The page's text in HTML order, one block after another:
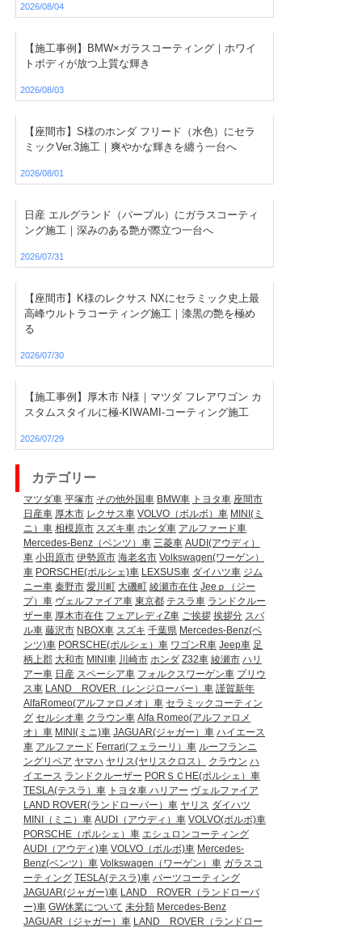
2026/08/04
【施工事例】BMW×ガラスコーティング｜ホワイ
トボディが放つ上質な輝き
2026/08/03
【座間市】S様のホンダ フリード（水色）にセラ
ミックVer.3施工｜爽やかな輝きを纏う一台へ
2026/08/01
日産 エルグランド（パープル）にガラスコーティ
ング施工｜深みのある艶が際立つ一台へ
2026/07/31
【座間市】K様のレクサス NXにセラミック史上最
高峰ウルトラコーティング施工｜漆黒の艶を極め
る
2026/07/30
【施工事例】厚木市 N様｜マツダ フレアワゴン カ
スタムスタイルに極-KIWAMI-コーティング施工
2026/07/29
カテゴリー
マツダ車 平塚市 その他外国車 BMW車 トヨタ車 座間市
日産車 厚木市 レクサス車 VOLVO（ボルボ）車 MINI(ミ
ニ）車 相模原市 スズキ車 ホンダ車 アルファード車
Mercedes-Benz（ベンツ）車 三菱車 AUDI(アウディ）
車 小田原市 伊勢原市 海老名市 Volkswagen(ワーゲン）
車 PORSCHE(ポルシェ)車 LEXSUS車 ダイハツ車 ジム
ニー車 秦野市 愛川町 大磯町 綾瀬市在住 Jeeｐ（ジー
プ）車 ヴェルファイア車 東京都 テスラ車 ランドクルー
ザー車 厚木市在住 フェアレディZ車 ご挨拶 挨拶分 スバ
ル車 藤沢市 NBOX車 スズキ 千葉県 Mercedes-Benz(ベ
ンツ)車 PORSCHE(ポルシェ）車 ワゴンR車 Jeep車 足
柄上郡 大和市 MINI車 川崎市 ホンダ Z32車 綾瀬市 ハリ
アー車 日産 スペーシア車 フォルクスワーゲン車 プリウ
ス車 LAND ROVER（レンジローバー）車 謹賀新年
AlfaRomeo(アルファロメオ）車 セラミックコーティン
グ セルシオ車 クラウン車 Alfa Romeo(アルファロメ
オ）車 MINI(ミニ)車 JAGUAR(ジャガー）車 ハイエース
車 アルファード Ferrari(フェラーリ）車 ルーフランニ
ングリペア ヤマハ ヤリス(ヤリスクロス） クラウン ハ
イエース ランドクルーザー PORＳＣHE(ポルシェ）車
TESLA(テスラ）車 トヨタ車 ハリアー ヴェルファイア
LAND ROVER(ランドローバー）車 ヤリス ダイハツ
MINI（ミニ）車 AUDI（アウディ）車 VOLVO(ボルボ)車
PORSCHE（ポルシェ）車 エシュロンコーティング
AUDI（アウディ)車 VOLVO（ボルボ)車 Mercedes-
Benz(ベンツ）車 Volkswagen（ワーゲン）車 ガラスコ
ーティング TESLA(テスラ)車 パーツコーティング
JAGUAR(ジャガー)車 LAND ROVER（ランドローバ
ー)車 GW休業について 未分類 Mercedes-Benz
JAGUAR（ジャガー）車 LAND ROVER（ランドロー